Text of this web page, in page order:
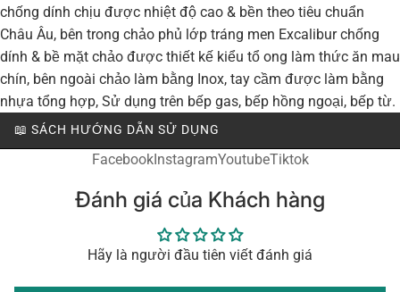
chống dính chịu được nhiệt độ cao & bền theo tiêu chuẩn
Châu Âu, bên trong chảo phủ lớp tráng men Excalibur chống
dính & bề mặt chảo được thiết kế kiểu tổ ong làm thức ăn mau
chín, bên ngoài chảo làm bằng Inox, tay cầm được làm bằng
nhựa tổng hợp, Sử dụng trên bếp gas, bếp hồng ngoại, bếp từ.
📖 SÁCH HƯỚNG DẪN SỬ DỤNG
FacebookInstagramYoutubeTiktok
Đánh giá của Khách hàng
Hãy là người đầu tiên viết đánh giá